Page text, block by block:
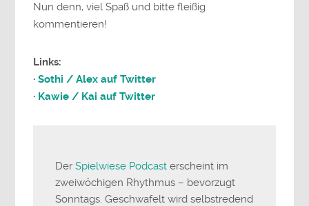
Nun denn, viel Spaß und bitte fleißig
kommentieren!
Links:
·Sothi / Alex auf Twitter
· Kawie / Kai auf Twitter
DerSpielwiese Podcast erscheint im
zweiwöchigen Rhythmus – bevorzugt
Sonntags. Geschwafelt wird selbstredend